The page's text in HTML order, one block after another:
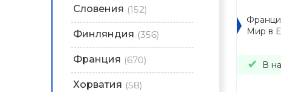
Словения (152)
Финляндия (356)
Франция (670)
Хорватия (58)
Мир в
В